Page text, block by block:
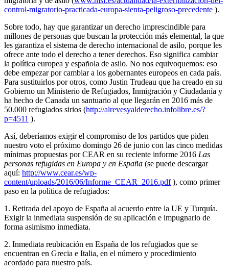
control-migratorio-practicada-europa-sienta-peligroso-precedente ).
Sobre todo, hay que garantizar un derecho imprescindible para
millones de personas que buscan la protección más elemental, la que
les garantiza el sistema de derecho internacional de asilo, porque les
ofrece ante todo el derecho a tener derechos. Eso significa cambiar
la política europea y española de asilo. No nos equivoquemos: eso
debe empezar por cambiar a los gobernantes europeos en cada país.
Para sustituirlos por otros, como Justin Trudeau que ha creado en su
Gobierno un Ministerio de Refugiados, Inmigración y Ciudadanía y
ha hecho de Canada un santuario al que llegarán en 2016 más de
50.000 refugiados sirios (http://alrevesyalderecho.infolibre.es/?
p=4511 ).
Así, deberíamos exigir el compromiso de los partidos que piden
nuestro voto el próximo domingo 26 de junio con las cinco medidas
mínimas propuestas por CEAR en su reciente informe 2016 Las
personas refugidas en Europa y en España (se puede descargar
aquí: http://www.cear.es/wp-
content/uploads/2016/06/Informe_CEAR_2016.pdf), como primer
paso en la política de refugiados:
1. Retirada del apoyo de España al acuerdo entre la UE y Turquía.
Exigir la inmediata suspensión de su aplicación e impugnarlo de
forma asimismo inmediata.
2. Inmediata reubicación en España de los refugiados que se
encuentran en Grecia e Italia, en el número y procedimiento
acordado para nuestro país.